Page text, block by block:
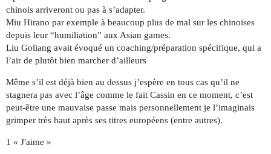
chinois arriveront ou pas à s’adapter.
Miu Hirano par exemple à beaucoup plus de mal sur les chinoises
depuis leur “humiliation” aux Asian games.
Liu Goliang avait évoqué un coaching/préparation spécifique, qui a
l’air de plutôt bien marcher d’ailleurs
Même s’il est déjà bien au dessus j’espère en tous cas qu’il ne
stagnera pas avec l’âge comme le fait Cassin en ce moment, c’est
peut-être une mauvaise passe mais personnellement je l’imaginais
grimper très haut après ses titres européens (entre autres).
1 « J'aime »